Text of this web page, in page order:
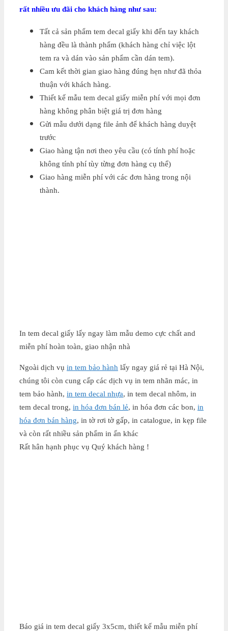
rất nhiều ưu đãi cho khách hàng như sau:
Tất cả sản phẩm tem decal giấy khi đến tay khách
hàng đều là thành phẩm (khách hàng chỉ việc lột
tem ra và dán vào sản phẩm cần dán tem).
Cam kết thời gian giao hàng đúng hẹn như đã thỏa
thuận với khách hàng.
Thiết kế mẫu tem decal giấy miễn phí với mọi đơn
hàng không phân biệt giá trị đơn hàng
Gửi mẫu dưới dạng file ảnh để khách hàng duyệt
trước
Giao hàng tận nơi theo yêu cầu (có tính phí hoặc
không tính phí tùy từng đơn hàng cụ thể)
Giao hàng miễn phí với các đơn hàng trong nội
thành.
In tem decal giấy lấy ngay làm mẫu demo cực chất and
miễn phí hoàn toàn, giao nhận nhà
Ngoài dịch vụ in tem bảo hành lấy ngay giá rẻ tại Hà Nội,
chúng tôi còn cung cấp các dịch vụ in tem nhãn mác, in
tem bảo hành, in tem decal nhựa, in tem decal nhôm, in
tem decal trong, in hóa đơn bán lẻ, in hóa đơn các bon, in
hóa đơn bán hàng, in tờ rơi tờ gấp, in catalogue, in kẹp file
và còn rất nhiều sản phẩm in ấn khác
Rất hân hạnh phục vụ Quý khách hàng !
Báo giá in tem decal giấy 3x5cm, thiết kế mẫu miễn phí